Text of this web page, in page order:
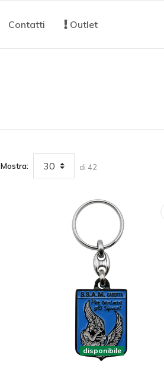
Contatti Outlet
Mostra: di 42
disponibile